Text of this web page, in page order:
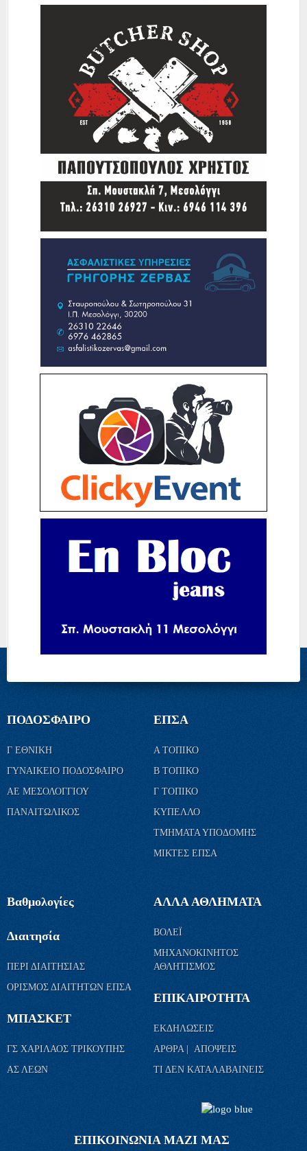
ΠΟΔΟΣΦΑΙΡΟ
Γ ΕΘΝΙΚΗ
ΓΥΝΑΙΚΕΙΟ ΠΟΔΟΣΦΑΙΡΟ
ΑΕ ΜΕΣΟΛΟΓΓΙΟΥ
ΠΑΝΑΙΤΩΛΙΚΟΣ
ΕΠΣΑ
Α ΤΟΠΙΚΟ
Β ΤΟΠΙΚΟ
Γ ΤΟΠΙΚΟ
ΚΥΠΕΛΛΟ
ΤΜΗΜΑΤΑ ΥΠΟΔΟΜΗΣ
ΜΙΚΤΕΣ ΕΠΣΑ
Βαθμολογίες
Διαιτησία
ΠΕΡΙ ΔΙΑΙΤΗΣΙΑΣ
ΟΡΙΣΜΟΣ ΔΙΑΙΤΗΤΩΝ ΕΠΣΑ
ΜΠΑΣΚΕΤ
ΓΣ ΧΑΡΙΛΑΟΣ ΤΡΙΚΟΥΠΗΣ
ΑΣ ΛΕΩΝ
ΑΛΛΑ ΑΘΛΗΜΑΤΑ
ΒΟΛΕΪ
ΜΗΧΑΝΟΚΙΝΗΤΟΣ
ΑΘΛΗΤΙΣΜΟΣ
ΕΠΙΚΑΙΡΟΤΗΤΑ
ΕΚΔΗΛΩΣΕΙΣ
ΑΡΘΡΑ | ΑΠΟΨΕΙΣ
ΤΙ ΔΕΝ ΚΑΤΑΛΑΒΑΙΝΕΙΣ
ΕΠΙΚΟΙΝΩΝΙΑ ΜΑΖΙ ΜΑΣ